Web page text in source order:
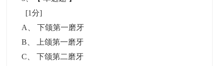
[1分]
A
、下颌第一磨牙
B
上颌第一磨牙
C 、下颌第二磨牙